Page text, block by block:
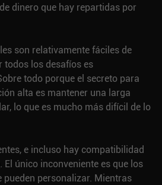
dinero que hay repartidas por
son relativamente fáciles de
todos los desafíos es
todo porque el secreto para
alta es mantener una larga
lo que es mucho más difícil de lo
e incluso hay compatibilidad
. El único inconveniente es que los
pueden personalizar. Mientras